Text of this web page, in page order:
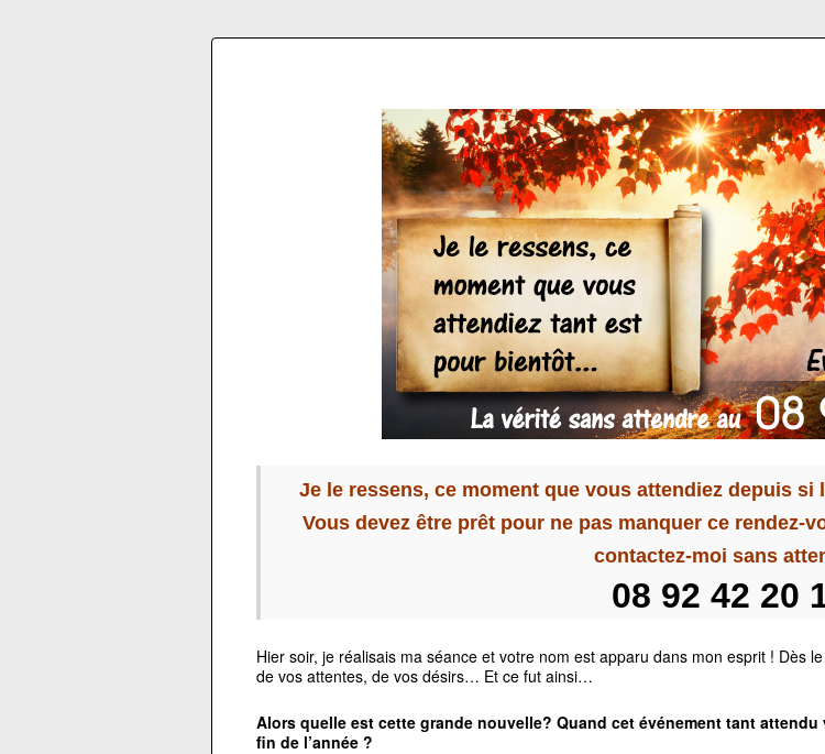
Je le ressens, ce moment que vous attendiez depuis
Vous devez être prêt pour ne pas manquer ce rendez-
contactez-moi sans
08 92 42 20
Hier soir, je réalisais ma séance et votre nom est apparu dans mon esprit ! Dès
de vos attentes, de vos désirs… Et ce fut ainsi…
Alors quelle est cette grande nouvelle? Quand cet événement tant attendu
fin de l’année ?